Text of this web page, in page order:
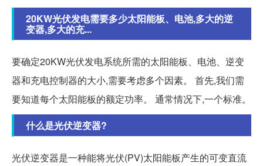
20KW光伏发电需要多少太阳能板、电池,多大的逆
变器,多大的充...
要确定20KW光伏发电系统所需的太阳能板、电池、逆变
器和充电控制器的大小,需要考虑多个因素。 首先,我们需
要知道每个太阳能板的额定功率。 通常情况下,一个标准。
什么是光伏逆变器?
光伏逆变器是一种能将光伏(PV)太阳能板产生的可变直流